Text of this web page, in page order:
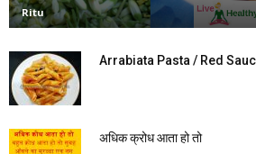
Ritu
Arrabiata Pasta / Red
अधिक क्रोध आता हो तो